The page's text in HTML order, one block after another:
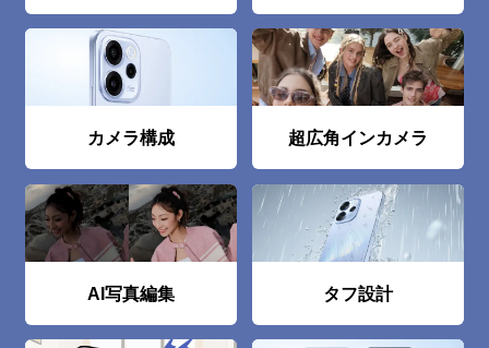
カメラ構成 超広⾓インカメラ
AI写真編集 タフ設計